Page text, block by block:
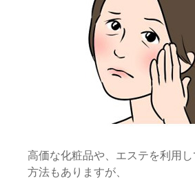
高価な化粧品や、エステを利用
方法もありますが、